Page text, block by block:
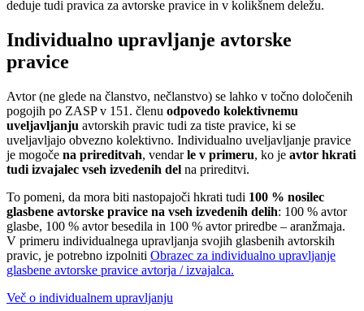
deduje tudi pravica za avtorske pravice in v kolikšnem deležu.
Individualno upravljanje avtorske
pravice
Avtor (ne glede na članstvo, nečlanstvo) se lahko v točno določenih
pogojih po ZASP v 151. členu odpovedo kolektivnemu
uveljavljanju avtorskih pravic tudi za tiste pravice, ki se
uveljavljajo obvezno kolektivno. Individualno uveljavljanje pravice
je mogoče na prireditvah, vendarle v primeru, ko je avtor hkrati
tudi izvajalec vseh izvedenih del na prireditvi.
To pomeni, da mora biti nastopajoči hkrati tudi 100 % nosilec
glasbene avtorske pravice na vseh izvedenih delih: 100 % avtor
glasbe, 100 % avtor besedila in 100 % avtor priredbe – aranžmaja.
V primeru individualnega upravljanja svojih glasbenih avtorskih
pravic, je potrebno izpolniti Obrazec za individualno upravljanje
glasbene avtorske pravice avtorja / izvajalca.
Več o individualnem upravljanju